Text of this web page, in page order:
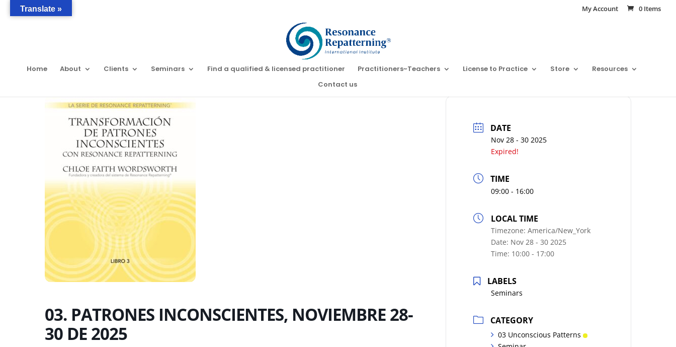
My Account 0 Items
Home About Clients Seminars Find a qualified & licensed practitioner Practitioners~Teachers License to Practice Store
Resources
Contact us
03. PATRONES INCONSCIENTES, NOVIEMBRE 28-
30 DE 2025
DATE
Nov 28 - 30 2025
Expired!
TIME
09:00 - 16:00
LOCAL TIME
Timezone:America/New_York
Date: Nov 28 - 30 2025
Time: 10:00 - 17:00
LABELS
Seminars
CATEGORY
03 Unconscious Patterns
Translate »